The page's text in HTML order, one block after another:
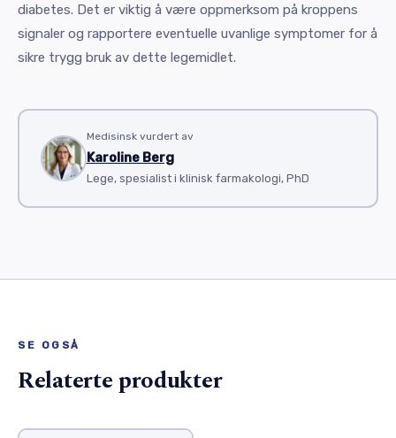
diabetes. Det er viktig å være oppmerksom på kroppens
signaler og rapportere eventuelle uvanlige symptomer for å
sikre trygg bruk av dette legemidlet.
Medisinsk vurdert av
Karoline Berg
Lege, spesialist i klinisk farmakologi, PhD
SE OGSÅ
Relaterte produkter